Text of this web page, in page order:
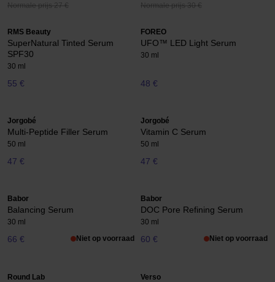
Normale prijs 27 € Normale prijs 30 €
RMS Beauty
SuperNatural Tinted Serum
SPF30
30 ml
55 €
FOREO
UFO™ LED Light Serum
30 ml
48 €
Jorgobé
Multi-Peptide Filler Serum
50 ml
47 €
Jorgobé
Vitamin C Serum
50 ml
47 €
Babor
Balancing Serum
30 ml
66 € Niet op voorraad
Babor
DOC Pore Refining Serum
30 ml
60 € Niet op voorraad
Round Lab Verso